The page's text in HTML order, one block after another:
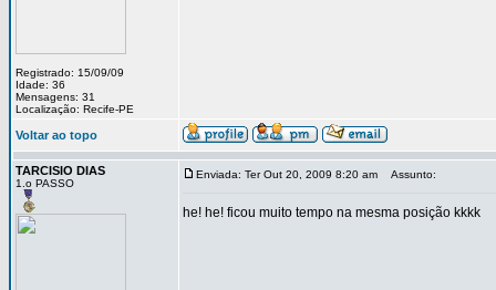
Registrado: 15/09/09
Idade: 36
Mensagens: 31
Localização: Recife-PE
Voltar ao topo
TARCISIO DIAS
1.o PASSO
Enviada: Ter Out 20, 2009 8:20 am Assunto:
he! he! ficou muito tempo na mesma posição kkkk